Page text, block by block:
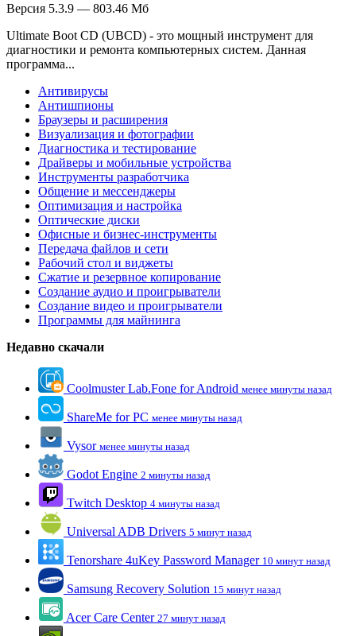
Версия 5.3.9 — 803.46 Мб
Ultimate Boot CD (UBCD) - это мощный инструмент для
диагностики и ремонта компьютерных систем. Данная
программа...
Антивирусы
Антишпионы
Браузеры и расширения
Визуализация и фотографии
Диагностика и тестирование
Драйверы и мобильные устройства
Инструменты разработчика
Общение и мессенджеры
Оптимизация и настройка
Оптические диски
Офисные и бизнес-инструменты
Передача файлов и сети
Рабочий стол и виджеты
Сжатие и резервное копирование
Создание аудио и проигрыватели
Создание видео и проигрыватели
Программы для майнинга
Недавно скачали
Coolmuster Lab.Fone for Android менее минуты назад
ShareMe for PC менее минуты назад
Vysor менее минуты назад
Godot Engine 2 минуты назад
Twitch Desktop 4 минуты назад
Universal ADB Drivers 5 минут назад
Tenorshare 4uKey Password Manager 10 минут назад
Samsung Recovery Solution 15 минут назад
Acer Care Center 27 минут назад